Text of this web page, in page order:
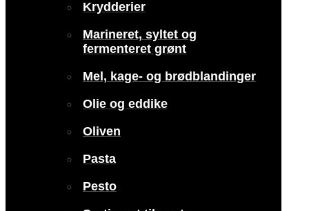
Krydderier
Marineret, syltet og
fermenteret grønt
Mel, kage- og brødblandinger
Olie og eddike
Oliven
Pasta
Pesto